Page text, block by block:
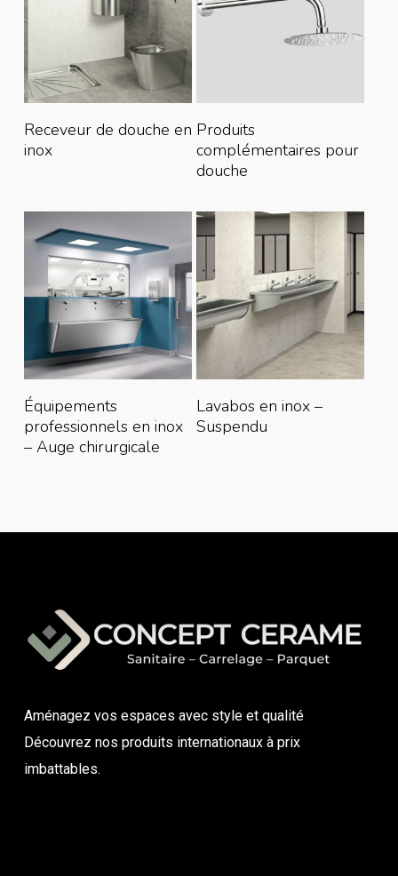
Lire La Suite
Receveur de douche en
inox
Produits
complémentaires pour
douche
Lire La Suite
Équipements
professionnels en inox
– Auge chirurgicale
Lire La Suite
Lavabos en inox –
Suspendu
Aménagez vos espaces avec style et qualité
Découvrez nos produits internationaux à prix
imbattables.